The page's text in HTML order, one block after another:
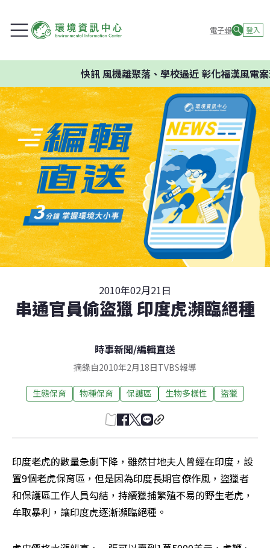
電子報 登入
快訊風機離聚落、學校過近 彰化福漢風電案
2010年02月21日
串通官員偷盜獵 印度虎瀕臨絕種
時事新聞/編輯直送
摘錄自2010年2月18日TVBS報導
生態保育 物種保育 保護區 生物多樣性 盜獵
印度老虎的數量急劇下降，雖然甘地夫人曾經在印度，設
置9個老虎保育區，但是因為印度長期官僚作風，盜獵者
和保護區工作人員勾結，持續獵捕繁殖不易的野生老虎，
牟取暴利，讓印度虎逐漸瀕臨絕種。